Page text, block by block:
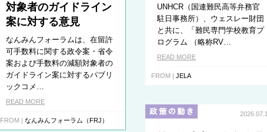
対象者のガイドライン
案に対する意見
なんみんフォーラムは、在留許
可手数料に関する政令案・省令
案および手数料の減額対象者の
ガイドライン案に対するパブリ
ックコメ…
READ MORE
FROM | なんみんフォーラム（FRJ）
UNHCR（国連難民高等弁務官
駐日事務所）、ウェスレー財団
と共に、「難民専門学校教育プ
ログラム （略称RV…
READ MORE
FROM | JELA